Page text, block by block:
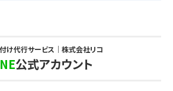
け代行サービス｜株式会社リコ
公式アカウント